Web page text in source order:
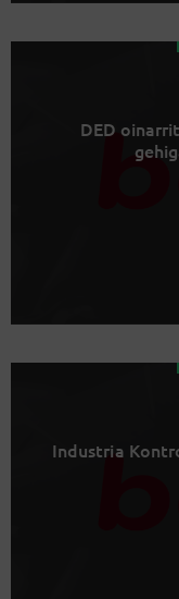
DED
Industria